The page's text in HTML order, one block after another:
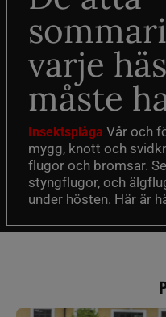
varje
måste
Insektsplåga Vår och
mygg, knott och
flugor och bromsar.
styngflugor, och
under hösten. Här är